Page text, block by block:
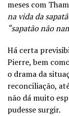
meses com
na vida da
“sapatão não
Há certa
Pierre, bem
o drama da
reconciliação,
não dá muito
pudesse surgir.